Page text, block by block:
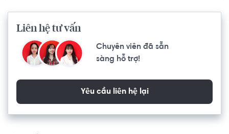
Liên hệ tư vấn
Chuyên viên đã sẵn
sàng hỗ trợ!
Yêu cầu liên hệ lại